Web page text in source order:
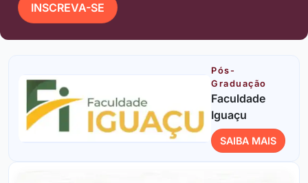
INSCREVA-SE
Pós-
Graduação
Faculdade
Iguaçu
SAIBA MAIS